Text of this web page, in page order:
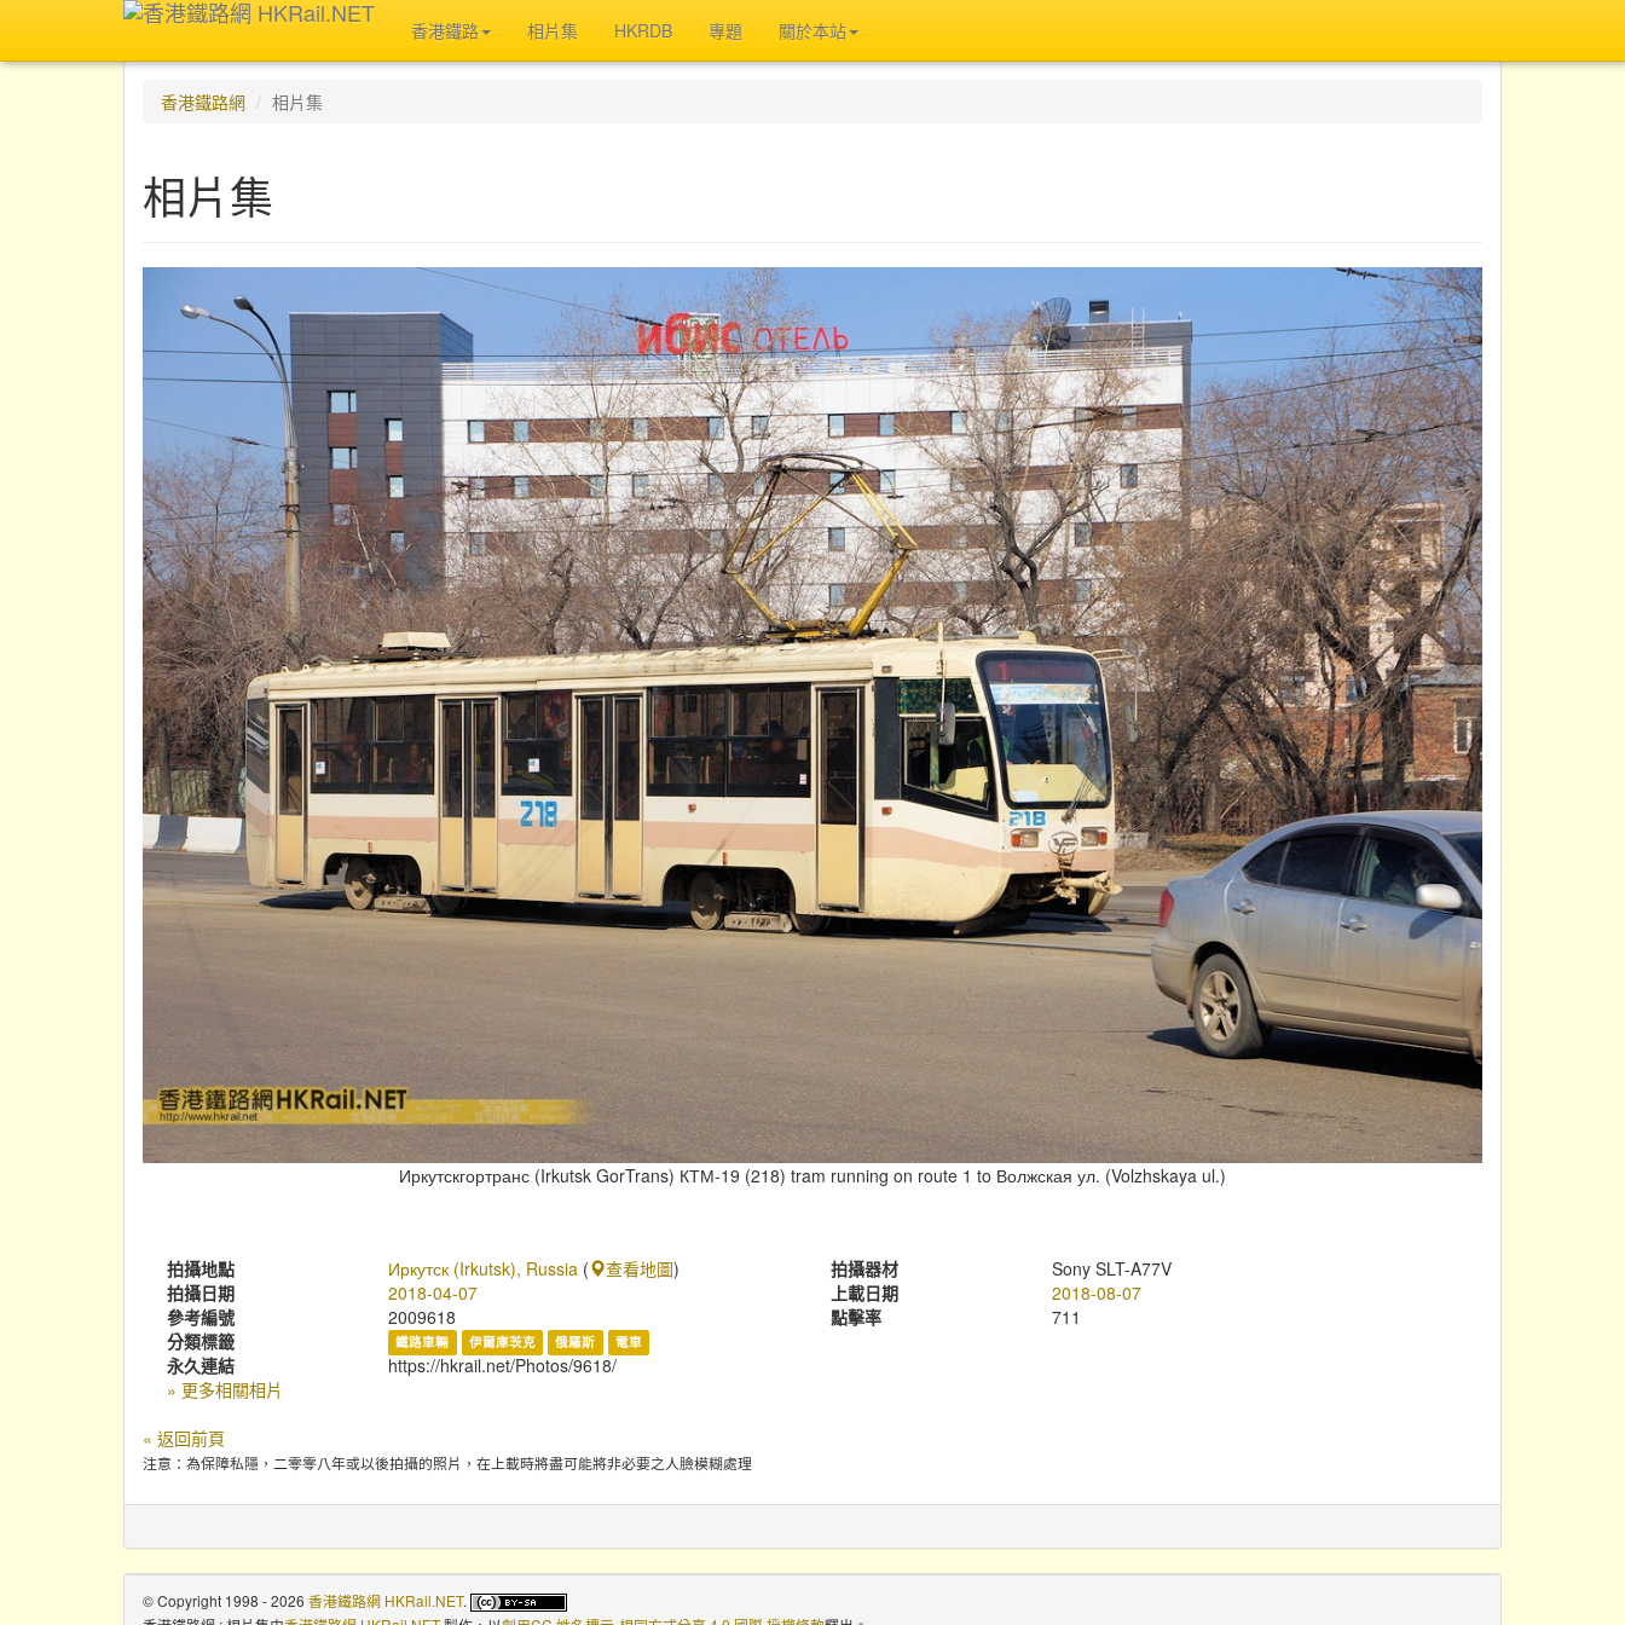
香港鐵路 相片集 HKRDB 專題 關於本站
香港鐵路網 相片集
相片集
Иркутскгортранс (Irkutsk GorTrans) КТМ-19 (218) tram running on route 1 to Волжская ул. (Volzhskaya ul.)
拍攝地點 Иркутск (Irkutsk), Russia ( 查看地圖) 拍攝器材
Sony SLT-A77V
拍攝日期
2018-04-07 上載日期
2018-08-07
參考編號
2009618 點擊率
711
分類標籤
鐵路車輛 伊爾庫茨克 俄羅斯 電車
永久連結
https://hkrail.net/Photos/9618/
» 更多相關相片
« 返回前頁
注意：為保障私隱，二零零八年或以後拍攝的照片，在上載時將盡可能將非必要之人臉模糊處理
© Copyright 1998 - 2026 香港鐵路網 HKRail.NET.